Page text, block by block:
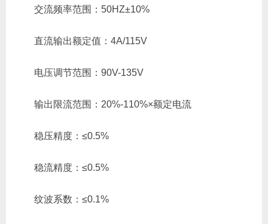
交流频率范围：50HZ±10%
直流输出额定值：4A/115V
电压调节范围：90V-135V
输出限流范围：20%-110%×额定电流
稳压精度：≤0.5%
稳流精度：≤0.5%
纹波系数：≤0.1%